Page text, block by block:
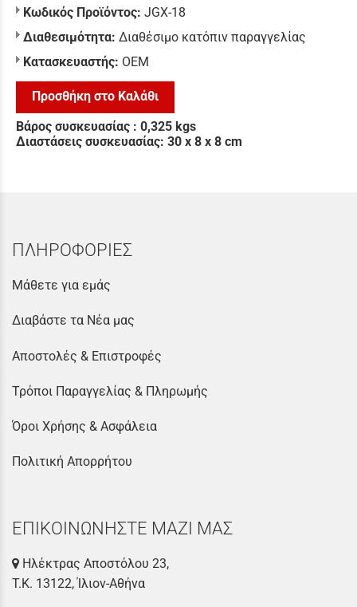
Κωδικός Προϊόντος: JGX-18
Διαθεσιμότητα: Διαθέσιμο κατόπιν παραγγελίας
Κατασκευαστής: ΟΕΜ
Προσθήκη στο Καλάθι
Βάρος συσκευασίας : 0,325 kgs
Διαστάσεις συσκευασίας: 30 x 8 x 8 cm
ΠΛΗΡΟΦΟΡΙΕΣ
Μάθετε για εμάς
Διαβάστε τα Νέα μας
Αποστολές & Επιστροφές
Τρόποι Παραγγελίας & Πληρωμής
Όροι Χρήσης & Ασφάλεια
Πολιτική Απορρήτου
ΕΠΙΚΟΙΝΩΝΗΣΤΕ ΜΑΖΙ ΜΑΣ
Ηλέκτρας Αποστόλου 23,
Τ.Κ. 13122, Ίλιον-Αθήνα